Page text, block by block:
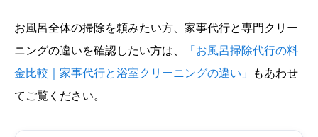
お風呂全体の掃除を頼みたい方、家事代行と専門クリー
ニングの違いを確認したい方は、
「お風呂掃除代行の料
金比較｜家事代行と浴室クリーニングの違い」
もあわせ
てご覧ください。